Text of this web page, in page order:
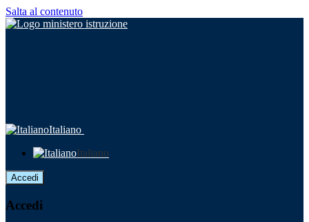
Salta al contenuto
Italiano
Italiano
Accedi
Accedi